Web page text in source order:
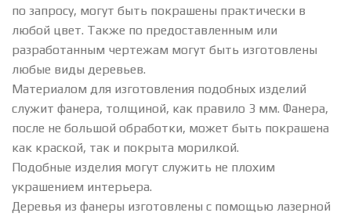
по запросу, могут быть покрашены практически в
любой цвет. Также по предоставленным или
разработанным чертежам могут быть изготовлены
любые виды деревьев.
Материалом для изготовления подобных изделий
служит фанера, толщиной, как правило 3 мм. Фанера,
после не большой обработки, может быть покрашена
как краской, так и покрыта морилкой.
Подобные изделия могут служить не плохим
украшением интерьера.
Деревья из фанеры изготовлены с помощью лазерной